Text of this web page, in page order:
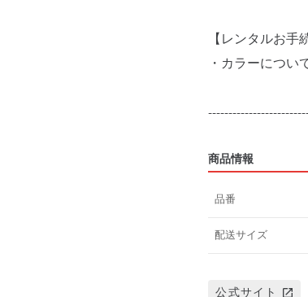
【レンタルお手
・カラーについ
商品情報
品番
配送サイズ
公式サイト